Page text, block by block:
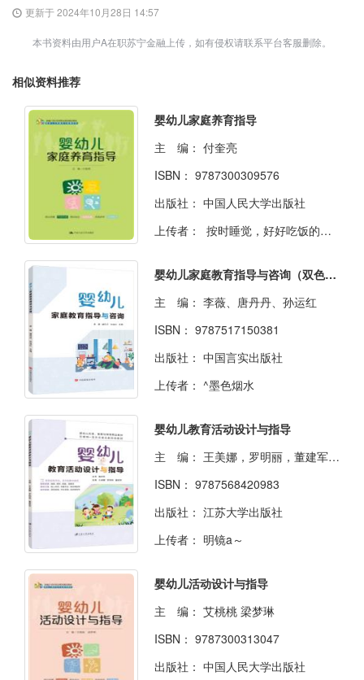
更新于 2024年10月28日 14:57
本书资料由用户A在职苏宁金融上传，如有侵权请联系平台客服删除。
相似资料推荐
婴幼儿家庭养育指导
主 编： 付奎亮
ISBN： 9787300309576
出版社： 中国人民大学出版社
上传者：
按时睡觉，好好吃饭的蒟蒻
婴幼儿家庭教育指导与咨询（双色）（含微课）
主 编： 李薇、唐丹丹、孙运红
ISBN： 9787517150381
出版社： 中国言实出版社
上传者： ^墨色烟水
婴幼儿教育活动设计与指导
主 编： 王美娜，罗明丽，董建军主编
ISBN： 9787568420983
出版社： 江苏大学出版社
上传者： ㅤ明镜a～
婴幼儿活动设计与指导
主 编： 艾桃桃 梁梦琳
ISBN： 9787300313047
出版社： 中国人民大学出版社